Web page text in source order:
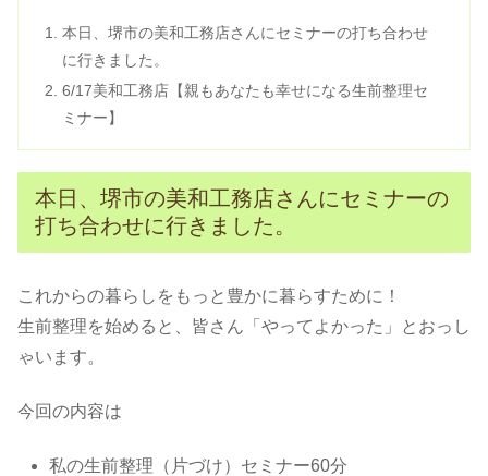
本日、堺市の美和工務店さんにセミナーの打ち合わせ
に行きました。
6/17美和工務店【親もあなたも幸せになる生前整理セ
ミナー】
本日、堺市の美和工務店さんにセミナーの
打ち合わせに行きました。
これからの暮らしをもっと豊かに暮らすために！
生前整理を始めると、皆さん「やってよかった」とおっし
ゃいます。
今回の内容は
私の生前整理（片づけ）セミナー60分